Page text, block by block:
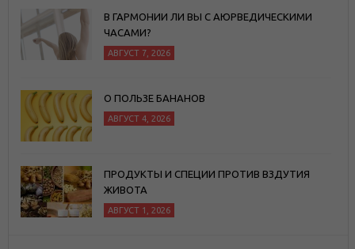
В ГАРМОНИИ ЛИ ВЫ С АЮРВЕДИЧЕСКИМИ
ЧАСАМИ?
АВГУСТ 7, 2026
О ПОЛЬЗЕ БАНАНОВ
АВГУСТ 4, 2026
ПРОДУКТЫ И СПЕЦИИ ПРОТИВ ВЗДУТИЯ
ЖИВОТА
АВГУСТ 1, 2026